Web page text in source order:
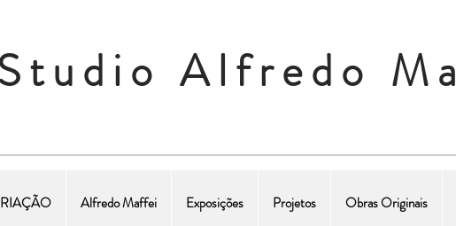
Studio Alfredo
Alfredo Maffei Exposições Projetos Obras Originais